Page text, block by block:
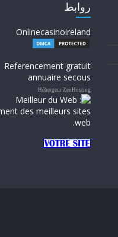
روابط
Onlinecasinoireland
Referencement gratuit
annuaire secous
Hébergeur ZenHosting